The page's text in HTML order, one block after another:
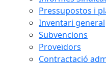
Pressupostos i
Inventari general
Subvencions
Proveïdors
Contractació